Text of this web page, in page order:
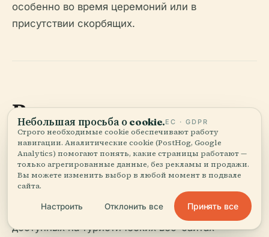
особенно во время церемоний или в
присутствии скорбящих.
Визуальные и
интерактивные
элементы
Улучшите свой визит с помощью виртуальных
туров и высококачественных изображений,
доступных на туристических веб-сайтах
Небольшая просьба о cookie.ЕС · GDPR
Строго необходимые cookie обеспечивают работу
навигации. Аналитические cookie (PostHog, Google
Analytics) помогают понять, какие страницы работают —
только агрегированные данные, без рекламы и продажи.
Вы можете изменить выбор в любой момент в подвале
сайта.
Настроить Отклонить все Принять все